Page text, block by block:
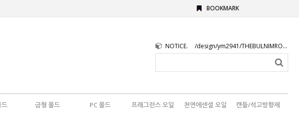
BOOKMARK
NOTICE. /design/ym2941/THEBULNIMROGO.png
드 금형 몰드 PC 몰드 프래그런스 오일 천연에센셜 오일 캔들/석고방향제